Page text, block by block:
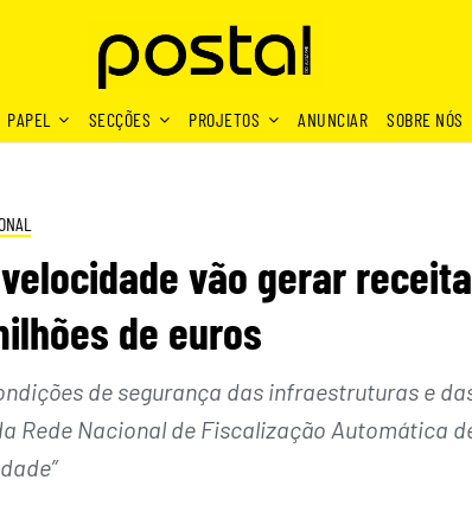
PAPEL SECÇÕES PROJETOS ANUNCIAR SOBRE NÓS
vão gerar
de euros
de segurança das infraestruturas e
Rede Nacional de Fiscalização Automática